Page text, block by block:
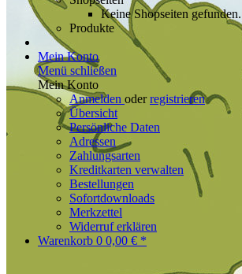
Keine Shopseiten gefunden.
Produkte
Mein Konto
Menü schließen
Mein Konto
Anmelden oderregistrieren
Übersicht
Persönliche Daten
Adressen
Zahlungsarten
Kreditkarten verwalten
Bestellungen
Sofortdownloads
Merkzettel
Widerruf erklären
Warenkorb 0 0,00 € *